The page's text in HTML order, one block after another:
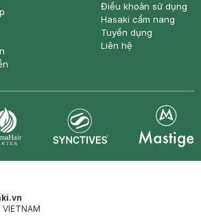
Điều khoản sử dụng
Hasaki cẩm nang
Tuyển dụng
Liên hệ